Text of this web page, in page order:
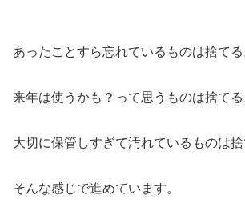
あったことすら忘れているものは捨てる
来年は使うかも？って思うものは捨てる
大切に保管しすぎて汚れているものは捨
そんな感じで進めています。